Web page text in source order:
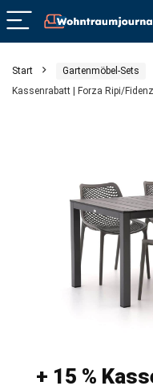
Start Gartenmöbel-Sets
Kassenrabatt | Forza Ripi/
+ 15 %